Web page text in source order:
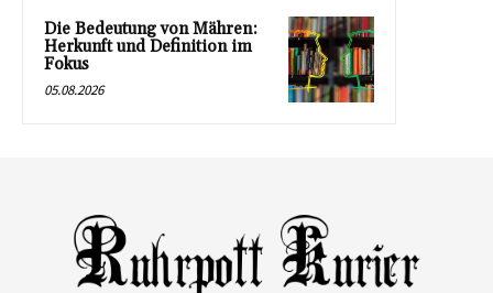
Die Bedeutung von Mähren:
Herkunft und Definition im
Fokus
05.08.2026